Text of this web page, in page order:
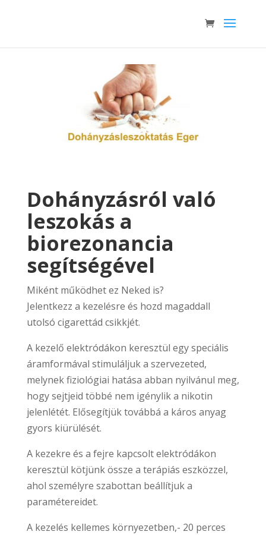
Dohányzásról való
leszokás a
biorezonancia
segítségével
Miként működhet ez Neked is?
Jelentkezz a kezelésre és hozd magaddall
utolsó cigarettád csikkjét.
A kezelő elektródákon keresztül egy speciális
áramformával stimuláljuk a szervezeted,
melynek fiziológiai hatása abban nyilvánul meg,
hogy sejtjeid többé nem igénylik a nikotin
jelenlétét. Elősegítjük továbbá a káros anyag
gyors kiürülését.
A kezekre és a fejre kapcsolt elektródákon
keresztül kötjünk össze a terápiás eszközzel,
ahol személyre szabottan beállítjuk a
paramétereidet.
A kezelés kellemes környezetben,- 20 perces